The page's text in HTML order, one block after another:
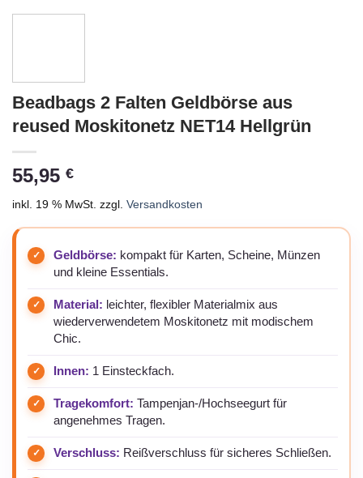
Beadbags 2 Falten Geldbörse aus
reused Moskitonetz NET14 Hellgrün
55,95 €
inkl. 19 % MwSt. zzgl. Versandkosten
Geldbörse: kompakt für Karten, Scheine, Münzen
und kleine Essentials.
Material: leichter, flexibler Materialmix aus
wiederverwendetem Moskitonetz mit modischem
Chic.
Innen: 1 Einsteckfach.
Tragekomfort: Tampenjan-/Hochseegurt für
angenehmes Tragen.
Verschluss: Reißverschluss für sicheres Schließen.